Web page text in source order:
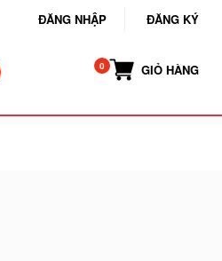
ĐĂNG NHẬP ĐĂNG KÝ
GIỎ HÀNG